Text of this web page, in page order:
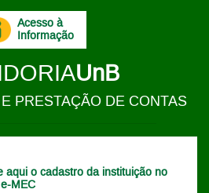
aqui o cadastro da instituição no
MEC
Acesso à
Informação
UnB
PRESTAÇÃO DE CONTAS